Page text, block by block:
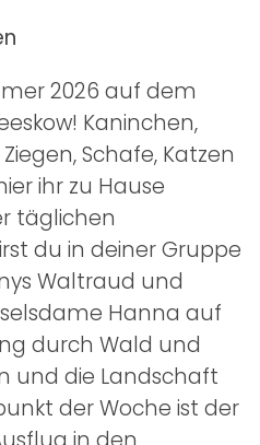
2026 auf dem
Kaninchen,
Schafe, Katzen
ihr zu Hause
täglichen
du in deiner Gruppe
Waltraud und
Hanna auf
durch Wald und
und die Landschaft
der Woche ist der